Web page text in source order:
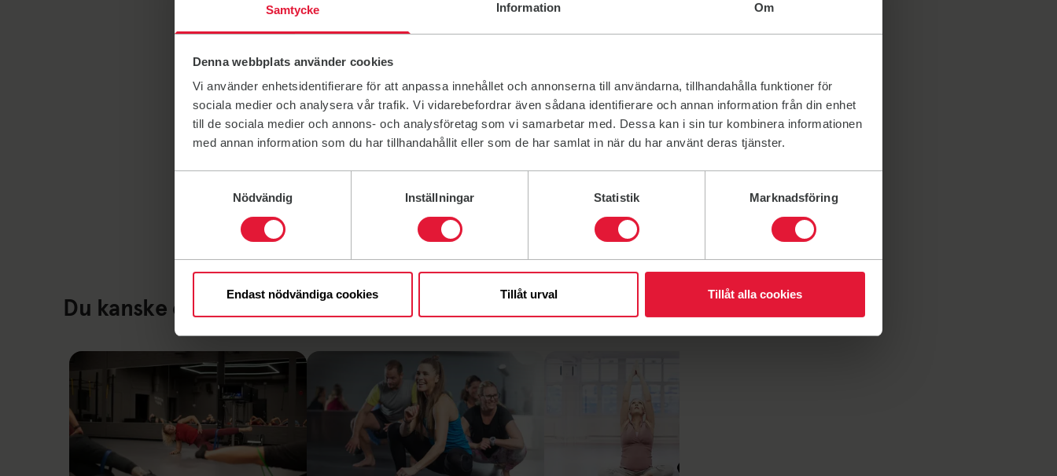
Samtycke Information Om
Denna webbplats använder cookies
Vi använder enhetsidentifierare för att anpassa innehållet och annonserna till användarna, tillhandahålla funktioner för
sociala medier och analysera vår trafik. Vi vidarebefordrar även sådana identifierare och annan information från din enhet
till de sociala medier och annons- och analysföretag som vi samarbetar med. Dessa kan i sin tur kombinera informationen
med annan information som du har tillhandahållit eller som de har samlat in när du har använt deras tjänster.
Nödvändig
Inställningar Statistik Marknadsföring
Endast nödvändiga cookies Tillåt urval Tillåt alla cookies
Du kanske också är intresserad av Link till: Läs mer om F&S gruppträning
Coreflex miniband Coreflex